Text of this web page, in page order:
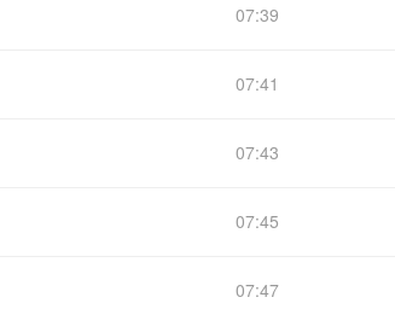
07:39
07:41
07:43
07:45
07:47